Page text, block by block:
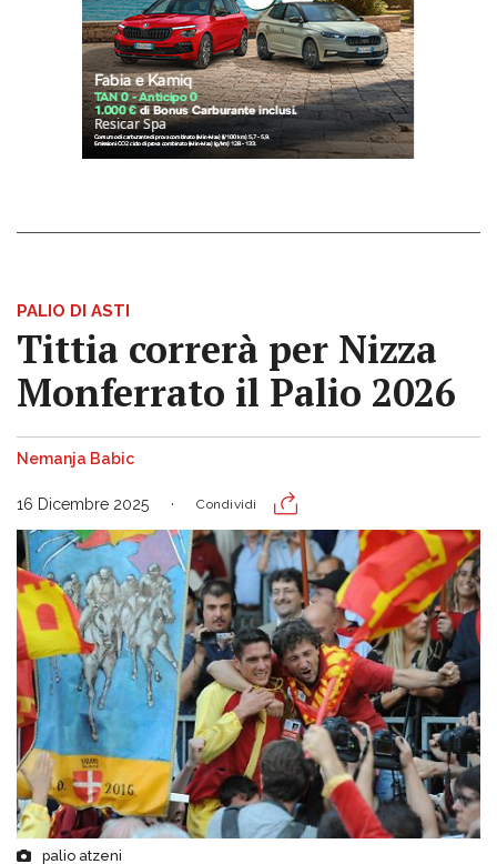
PALIO DI ASTI
Tittia correrà per Nizza
Monferrato il Palio 2026
Nemanja Babic
16 Dicembre 2025 Condividi
palio atzeni